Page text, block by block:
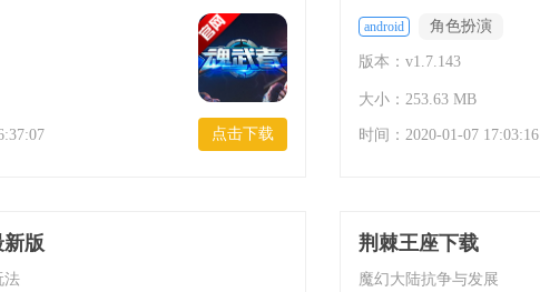
点击下载
android 角色扮演
版本：v1.7.143
大小：253.63 MB
时间： 2020-01-07 17:03:16
新版
法
荆棘王座下载
魔幻大陆抗争与发展